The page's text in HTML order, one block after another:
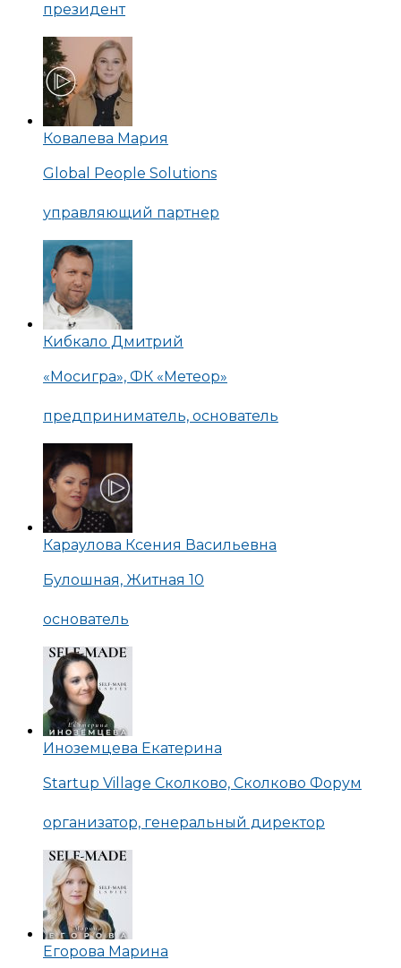
президент
Ковалева Мария
Global People Solutions
управляющий партнер
Кибкало Дмитрий
«Мосигра», ФК «Метеор»
предприниматель, основатель
Караулова Ксения Васильевна
Булошная, Житная 10
основатель
Иноземцева Екатерина
Startup Village Сколково, Сколково Форум
организатор, генеральный директор
Егорова Марина